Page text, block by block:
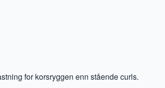
for korsryggen enn stående curls.